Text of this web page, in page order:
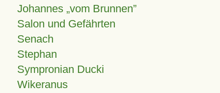
Johannes vom Brunnen
Salon und Gefährten
Senach
Stephan
Sympronian Ducki
Wikeranus